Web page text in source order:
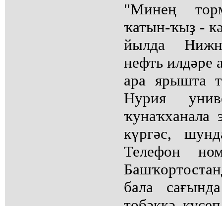
"Минең
ҡатын-ҡыҙ -
йылда
нефть илдәре
ара ярышта
Нурия
күргәс,
Телефон
бала